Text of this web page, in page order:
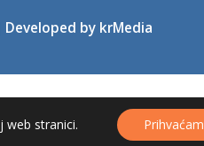
Developed by krMedia
web stranici. Prihvaćam